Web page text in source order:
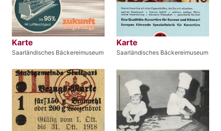
Karte
Saarländisches Bäckereimuseum
Karte
Saarländisches Bäckereimuseum